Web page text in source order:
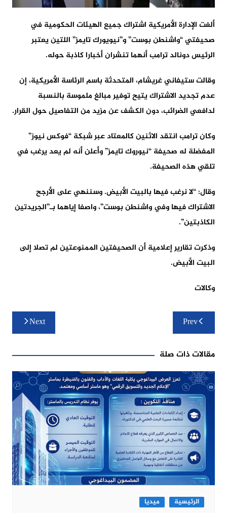
ألغت الإدارة الأمريكية اشتراك جميع الهيئات الحكومية في
صحيفتي “واشنطن بوست” و”نيويورك تايمز” اللتين يعتبر
الرئيس دونالد ترامب أنهما تنشران أخبارا كاذبة حوله.
وقالت ستيفاني غريشام، المتحدثة باسم الرئاسة الأمريكية، إن
عدم تجديد الاشتراك يتيح توفير مبالغ ملموسة بالنسبة
لدافعي الضرائب، دون الكشف عن مزيد من التفاصيل حول القرار.
وكان ترامب انتقد الاثنين كالمعتاد عبر شبكة “فوكس نيوز”
المفضلة له صحيفة “نيوروك تايمز” وأعلن أنه لم يعد يرغب في
تلقي هذه الصحيفة.
وقال: “لا نرغب فيها بالبيت الأبيض. وسننهي على الأرجح
الاشتراك فيها وفي واشنطن بوست”، واصفا إياهما بـ”الجريدتين
الكاذبتين”.
وذكرت تقارير إعلامية أن الصحيفتين الممنوعتين لم تصلا إلى
البيت الأبيض.
وكالات
تصفّح
المقالات
Prev
Next
مقالات ذات صلة
الرئيسية ميديا